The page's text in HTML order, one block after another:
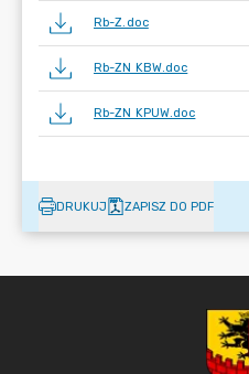
Rb-Z.doc
Rb-ZN KBW.doc
Rb-ZN KPUW.doc
DRUKUJ ZAPISZ DO PDF